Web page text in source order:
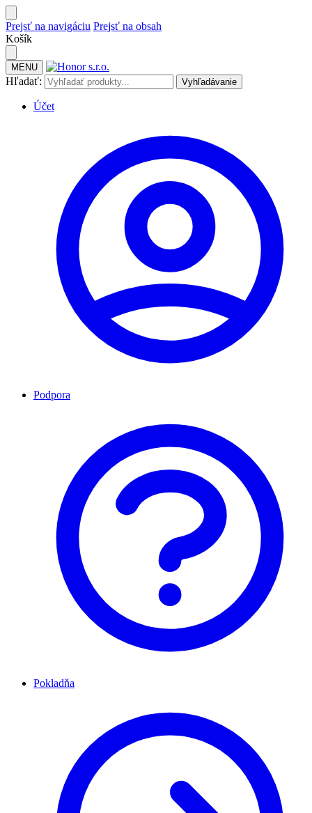
Prejsť na navigáciu Prejsť na obsah
Košík
MENU
Hľadať: Vyhľadávanie
Účet
Podpora
Pokladňa